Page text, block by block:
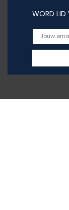
WORD LID